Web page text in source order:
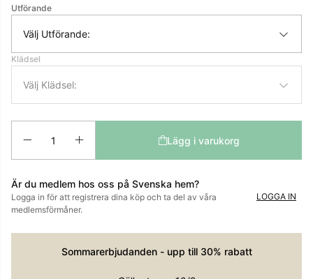
Utförande
Välj Utförande:
Klädsel
Välj Klädsel:
Lägg i varukorg
Är du medlem hos oss på Svenska hem?
Logga in för att registrera dina köp och ta del av våra
medlemsförmåner.
LOGGA IN
Sommarerbjudanden - upp till 30% rabatt